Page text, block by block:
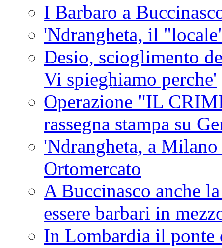
I Barbaro a
'Ndrangheta, il
Desio, scioglimento
Vi spieghiamo perche'
Operazione "IL
rassegna stampa su
'Ndrangheta, a Milano
Ortomercato
A Buccinasco anche
essere barbari in
In Lombardia il ponte